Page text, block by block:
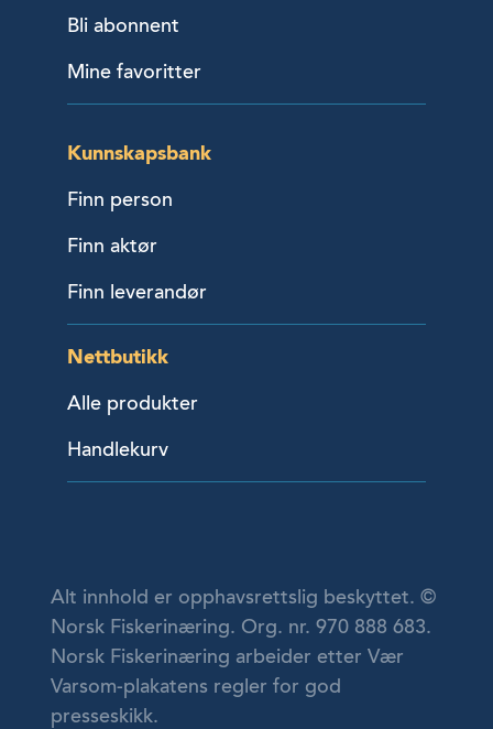
Bli abonnent
Mine favoritter
Kunnskapsbank
Finn person
Finn aktør
Finn leverandør
Nettbutikk
Alle produkter
Handlekurv
Alt innhold er opphavsrettslig beskyttet. ©
Norsk Fiskerinæring. Org. nr. 970 888 683.
Norsk Fiskerinæring arbeider etter Vær
Varsom-plakatens regler for god
presseskikk.